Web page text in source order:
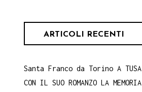
ARTICOLI RECENTI
Santa Franco da Torino A TUSA
CON IL SUO ROMANZO LA MEMORIA